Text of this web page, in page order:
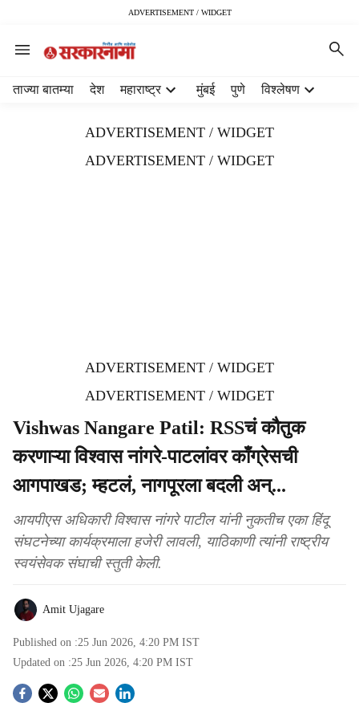
ADVERTISEMENT / WIDGET
ताज्या बातम्या देश महाराष्ट्र मुंबई पुणे विश्लेषण
ADVERTISEMENT / WIDGET
ADVERTISEMENT / WIDGET
ADVERTISEMENT / WIDGET
ADVERTISEMENT / WIDGET
Vishwas Nangare Patil: RSSचं कौतुक
करणाऱ्या विश्वास नांगरे-पाटलांवर काँग्रेसची
आगपाखड; म्हटलं, नागपूरला बदली अन्...
आयपीएस अधिकारी विश्वास नांगरे पाटील यांनी नुकतीच एका हिंदू
संघटनेच्या कार्यक्रमाला हजेरी लावली, याठिकाणी त्यांनी राष्ट्रीय
स्वयंसेवक संघाची स्तुती केली.
Amit Ujagare
Published on :25 Jun 2026, 4:20 PM IST
Updated on :25 Jun 2026, 4:20 PM IST
S